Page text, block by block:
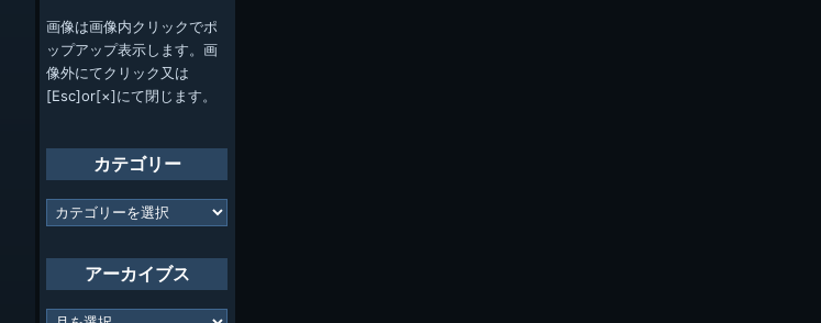
画像は画像内クリックでポ
ップアップ表示します。画
像外にてクリック又は
[Esc]or[×]にて閉じます。
カテゴリー
カ
テ
ー
アーカイブス
ア